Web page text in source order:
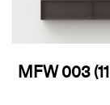
MFW 003